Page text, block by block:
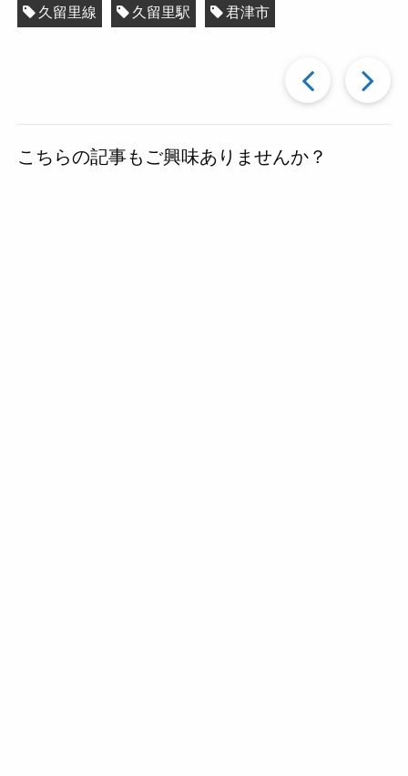
久留里線 久留里駅 君津市
過
去
こちらの記事もご興味ありませんか？